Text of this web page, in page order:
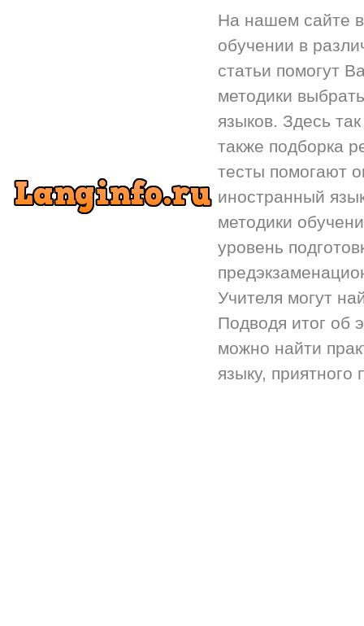
На нашем сайте
обучении в
статьи помогут
методики
языков. Здесь
также подборка
тесты помогают
иностранный
методики
уровень
Учителя могут
Подводя итог об
можно найти
языку,